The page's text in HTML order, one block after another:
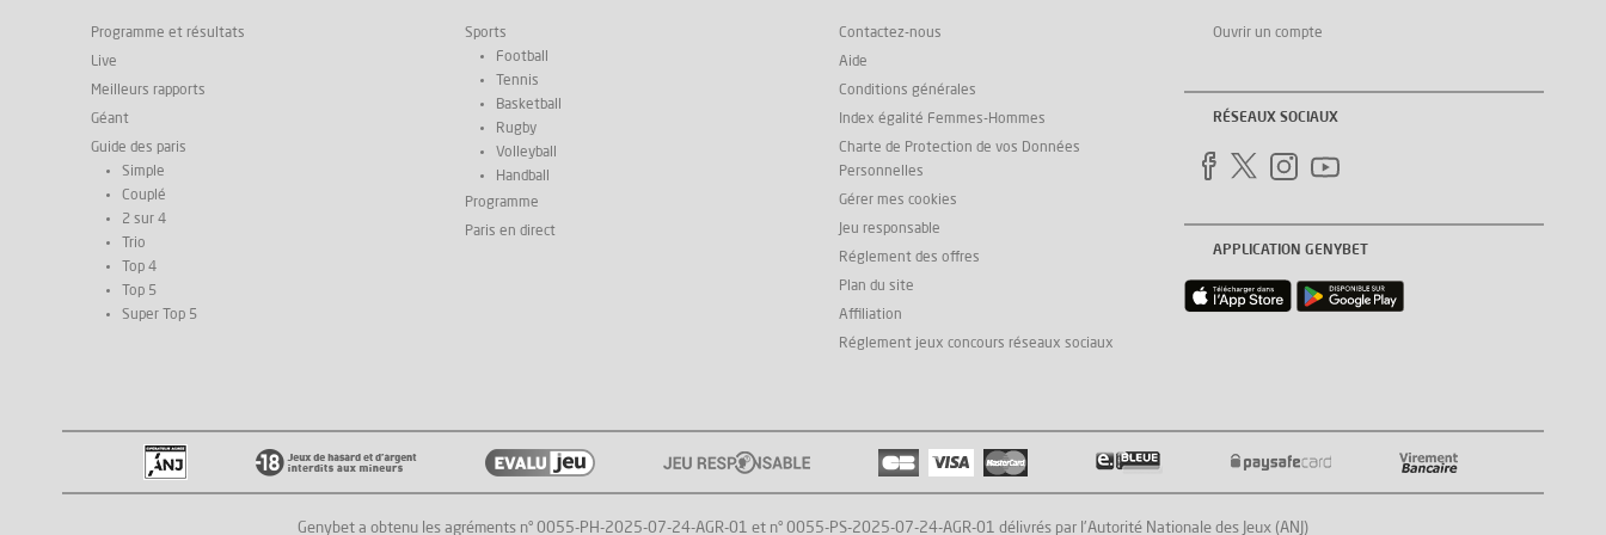
Programme et résultats
Live
Meilleurs rapports
Géant
Guide des paris
Simple
Couplé
2 sur 4
Trio
Top 4
Top 5
Super Top 5
Sports
Football
Tennis
Basketball
Rugby
Volleyball
Handball
Programme
Paris en direct
Contactez-nous
Aide
Conditions générales
Index égalité Femmes-Hommes
Charte de Protection de vos Données
Personnelles
Gérer mes cookies
Jeu responsable
Réglement des offres
Plan du site
Affiliation
Réglement jeux concours réseaux sociaux
Ouvrir un compte
RÉSEAUX SOCIAUX
APPLICATION GENYBET
Genybet a obtenu les agréments n° 0055-PH-2025-07-24-AGR-01 et n° 0055-PS-2025-07-24-AGR-01 délivrés par l'Autorité Nationale des Jeux (ANJ)